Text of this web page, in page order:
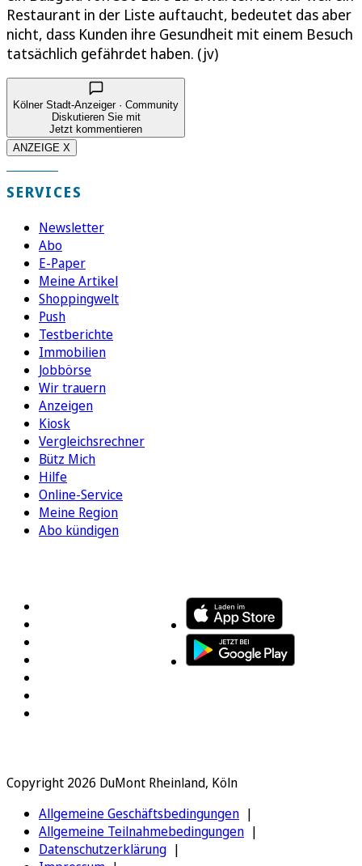
Restaurant in der Liste auftaucht, bedeutet das aber
nicht, dass Kunden ihre Gesundheit mit einem Besuch
tatsächlich gefährdet haben. (jv)
Kölner Stadt-Anzeiger · Community
Diskutieren Sie mit
Jetzt kommentieren
ANZEIGE X
SERVICES
Newsletter
Abo
E-Paper
Meine Artikel
Shoppingwelt
Push
Testberichte
Immobilien
Jobbörse
Wir trauern
Anzeigen
Kiosk
Vergleichsrechner
Bütz Mich
Hilfe
Online-Service
Meine Region
Abo kündigen
Copyright 2026 DuMont Rheinland, Köln
Allgemeine Geschäftsbedingungen
Allgemeine Teilnahmebedingungen
Datenschutzerklärung